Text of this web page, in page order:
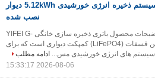
G-5000A 51.2V 100AH خانه سیستم ذخیره انرژی خورشیدی 5.12kWh دیوار
نصب شده
باتری ذخیره سازی خانگی YIFEI G-5000A 51.2V 100AH توضیحات محصول باتری ذخیره سازی خانگی YIFEI G-
5000A 51.2V 100Ah یک باتری مخزن انرژی لیتیوم آهن فسفات (LiFePO4) کمپکت دیواری است که برای
سیستم های انرژی خورشیدی مس... ادامه مطلب
2026-08-06 15:33:17